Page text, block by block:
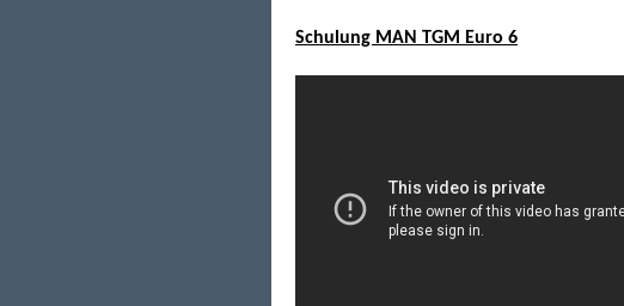
Schulung MAN TGM Euro 6